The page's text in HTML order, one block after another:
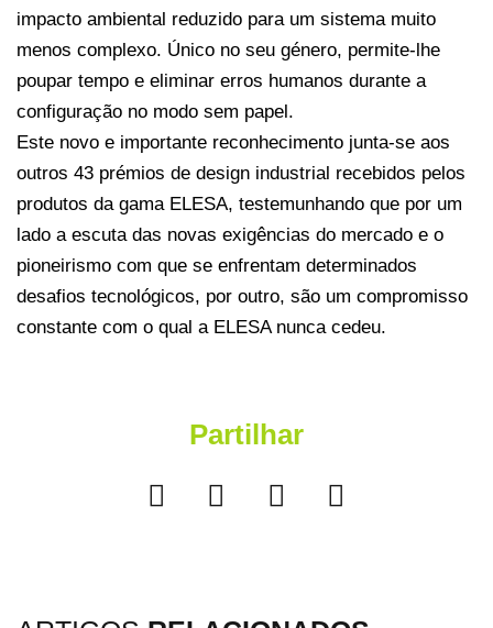
impacto ambiental reduzido para um sistema muito
menos complexo. Único no seu género, permite-lhe
poupar tempo e eliminar erros humanos durante a
configuração no modo sem papel.
Este novo e importante reconhecimento junta-se aos
outros 43 prémios de design industrial recebidos pelos
produtos da gama ELESA, testemunhando que por um
lado a escuta das novas exigências do mercado e o
pioneirismo com que se enfrentam determinados
desafios tecnológicos, por outro, são um compromisso
constante com o qual a ELESA nunca cedeu.
Partilhar